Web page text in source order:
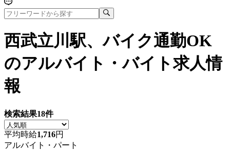
西武立川駅、バイク通勤OK
のアルバイト・バイト求人情
報
検索結果18件
平均時給1,716円
アルバイト・パート